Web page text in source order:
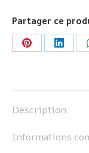
Partager ce
Partager
Description
Informations